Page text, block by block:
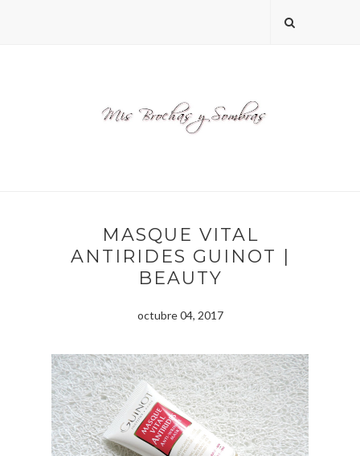
MASQUE VITAL
ANTIRIDES GUINOT |
BEAUTY
octubre 04, 2017